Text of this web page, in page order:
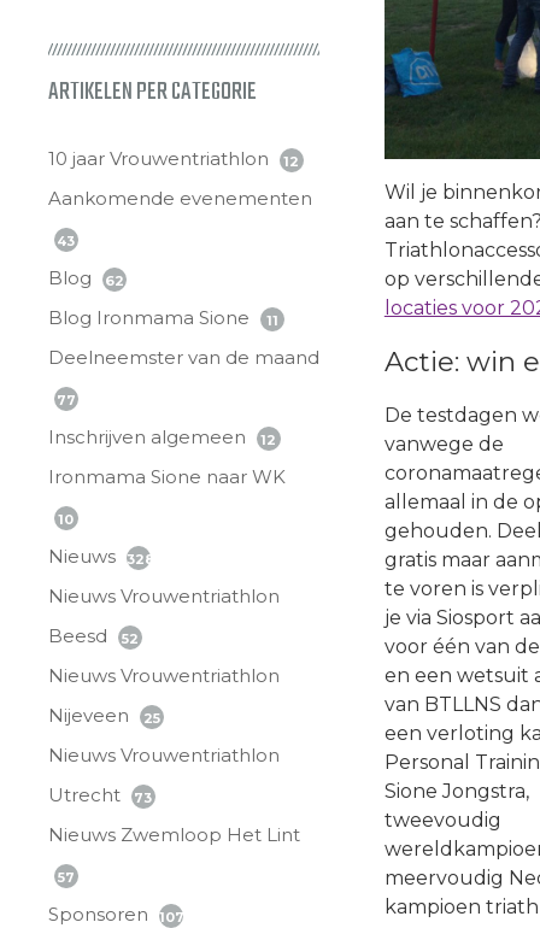
ARTIKELEN PER CATEGORIE
10 jaar Vrouwentriathlon 12
Aankomende evenementen
43
Blog 62
Blog Ironmama Sione 11
Deelneemster van de maand
77
Inschrijven algemeen 12
Ironmama Sione naar WK
10
Nieuws 328
Nieuws Vrouwentriathlon
Beesd
52
Nieuws Vrouwentriathlon
Nijeveen
25
Nieuws Vrouwentriathlon
Utrecht
73
Nieuws Zwemloop Het Lint
57
Sponsoren 107
Wil je
aan te
op
locaties voor
Actie: win
De testdagen
vanwege de
allemaal in de
gehouden.
gratis maar
te voren is
je via Siosport
voor één van
en een wetsuit
van BTLLNS
een verloting
Personal
Sione Jongstra,
tweevoudig
meervoudig
kampioen